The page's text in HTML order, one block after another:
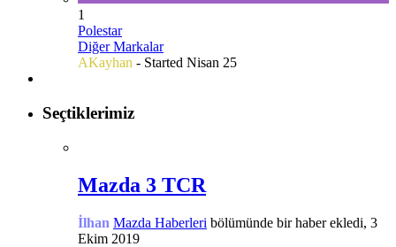
1
Polestar
Diğer Markalar
AKayhan - Started Nisan 25
Seçtiklerimiz
Mazda 3 TCR
İlhan Mazda Haberleri bölümünde bir haber ekledi, 3
Ekim 2019